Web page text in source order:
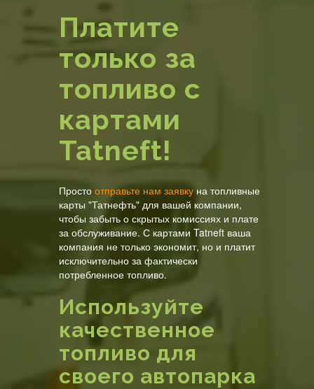
Платите
только за
топливо с
картами
Tatneft!
Просто отправьте нам заявку на топливные
карты "Татнефть" для вашей компании,
чтобы забыть о скрытых комиссиях и плате
за обслуживание. С картами Tatneft ваша
компания не только экономит, но и платит
исключительно за фактически
потребленное топливо.
Используйте
качественное
топливо для
своего автопарка